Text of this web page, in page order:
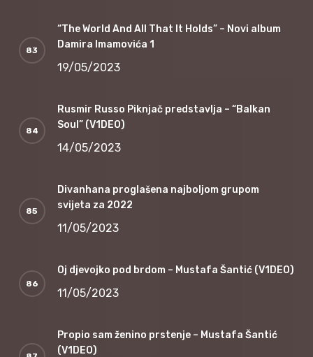
“The World And All That It Holds” – Novi album
Damira Imamovića 1
19/05/2023
Rusmir Russo Piknjač predstavlja – “Balkan
Soul” (V1DEO)
14/05/2023
Divanhana proglašena najboljom grupom
svijeta za 2022
11/05/2023
Oj djevojko pod brdom – Mustafa Šantić (V1DEO)
11/05/2023
Propio sam ženino prstenje – Mustafa Šantić
(V1DEO)